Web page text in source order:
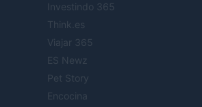
Investindo 365
Think.es
Viajar 365
ES Newz
Pet Story
Encocina